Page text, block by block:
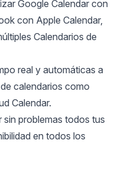
Google Calendar con
con Apple Calendar,
Calendarios de
real y automáticas a
calendarios como
Calendar.
sin problemas todos tus
en todos los